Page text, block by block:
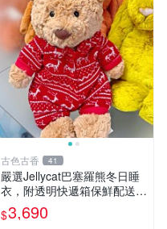
古色古香 41
嚴選Jellycat巴塞羅熊冬日睡
衣，附透明快遞箱保鮮配送，
童趣可愛可收藏 巴塞羅熊 睡
衣 透明袋
$3,690